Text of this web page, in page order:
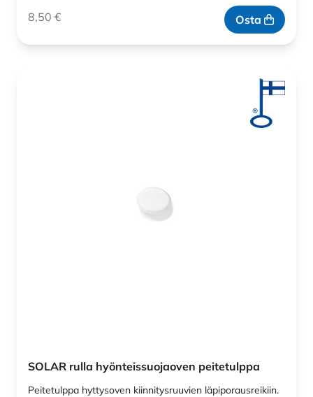
8,50 € Osta
SOLAR rulla hyönteissuojaoven peitetulppa
Peitetulppa hyttysoven kiinnitysruuvien läpiporausreikiin.